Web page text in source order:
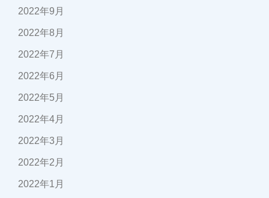
2022年9月
2022年8月
2022年7月
2022年6月
2022年5月
2022年4月
2022年3月
2022年2月
2022年1月